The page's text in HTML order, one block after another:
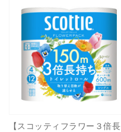
【スコッティフラワー３倍長